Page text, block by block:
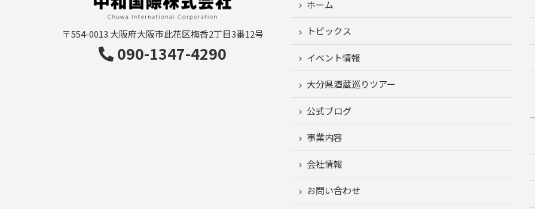
〒554-0013 大阪府大阪市此花区梅香2丁目3番12号
090-1347-4290
ホーム
トピックス
イベント情報
大分県酒蔵巡りツアー
公式ブログ
事業内容
会社情報
お問い合わせ